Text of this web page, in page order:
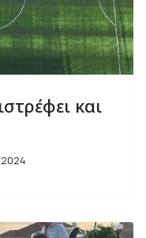
και